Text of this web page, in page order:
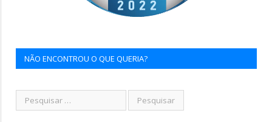
NÃO ENCONTROU O QUE QUERIA?